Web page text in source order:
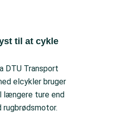
til at cykle
DTU Transport
elcykler bruger
ture end